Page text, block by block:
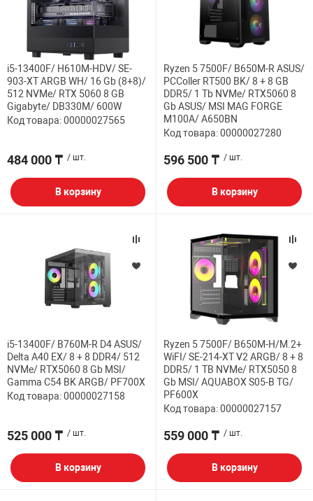
СИСТЕМЫ
КОРПУСА
БЛОКИ
CD ПРИВОДЫ
ЗВУКОВЫЕ
МАТРИЦЫ ДЛЯ
ФИЛЬТР
ВЕБ КАМЕРЫ
КОВРИКИ
ФЛЕШ КАРТЫ
ТВ ТЮНЕРЫ И
КАБЕЛИ
ПЕРЕХОДНИКИ
USB
CARD RIDER
НАБОР ДЛЯ
32" дюймов
Мониторы с
38.5" дюймов
Кронштейны
Проекторов
ДЕНЕЖНЫЕ
КАРТРИДЖИ И
ТЕРМОПАСТЫ
ЧИСТЯЩИЕ
БАТАРЕЙКИ И
ЛЕНТА ДЛЯ
АНТЕННЫ И
СЕТЕВЫЕ
КОННЕКТОРА
PoE
РАЗВЕТВИТЕЛИ
ТЕХНИКА
РАЗВЕТВИТЕЛИ
EXTENDER
ОБОРУДОВАНИЕ
ПОЛКА ДЛЯ
ПОЛКА
ДОМА
i5-13400F/ H610M-HDV/ SE-
903-XT ARGB WH/ 16 Gb (8+8)/
512 NVMe/ RTX 5060 8 GB
Gigabyte/ DB330M/ 600W
Код товара: 00000027565
484 000 ₸ / шт.
В корзину
Ryzen 5 7500F/ B650M-R ASUS/
PCColler RT500 BK/ 8 + 8 GB
DDR5/ 1 Tb NVMe/ RTX5060 8
Gb ASUS/ MSI MAG FORGE
M100A/ A650BN
Код товара: 00000027280
596 500 ₸ / шт.
В корзину
i5-13400F/ B760M-R D4 ASUS/
Delta A40 EX/ 8 + 8 DDR4/ 512
NVMe/ RTX5060 8 Gb MSI/
Gamma C54 BK ARGB/ PF700X
Код товара: 00000027158
525 000 ₸ / шт.
В корзину
Ryzen 5 7500F/ B650M-H/M.2+
WiFI/ SE-214-XT V2 ARGB/ 8 + 8
DDR5/ 1 TB NVMe/ RTX5050 8
Gb MSI/ AQUABOX S05-B TG/
PF600X
Код товара: 00000027157
559 000 ₸ / шт.
В корзину